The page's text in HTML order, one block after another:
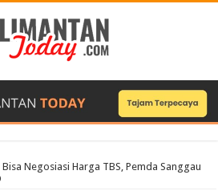
Negosiasi Harga TBS, Pemda Sanggau